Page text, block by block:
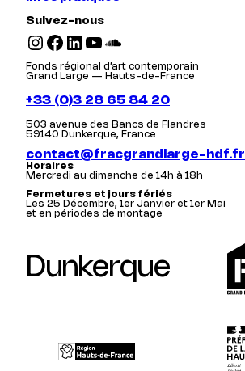
Suivez-nous
Instagram Facebook LinkedIn YouTube SoundCloud
Fonds régional d’art contemporain
Grand Large — Hauts-de-France
+33 (0)3 28 65 84 20
503 avenue des Bancs de Flandres
59140 Dunkerque, France
contact@fracgrandlarge-hdf.fr
Horaires
Mercredi au dimanche de 14h à 18h
Fermetures et jours fériés
Les 25 Décembre, 1er Janvier et 1er Mai
et en périodes de montage
Dunkerque